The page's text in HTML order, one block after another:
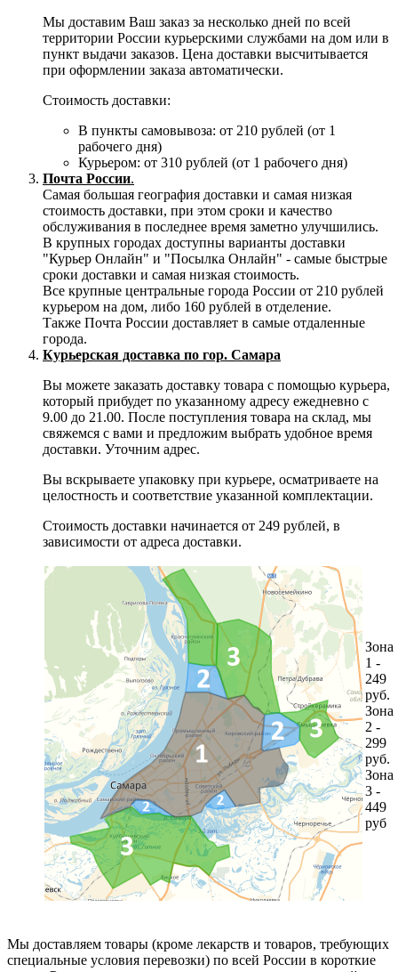
Мы доставим Ваш заказ за несколько дней по всей
территории России курьерскими службами на дом или в
пункт выдачи заказов. Цена доставки высчитывается
при оформлении заказа автоматически.
Стоимость доставки:
В пункты самовывоза: от 210 рублей (от 1
рабочего дня)
Курьером: от 310 рублей (от 1 рабочего дня)
Почта России.
Самая большая география доставки и самая низкая
стоимость доставки, при этом сроки и качество
обслуживания в последнее время заметно улучшились.
В крупных городах доступны варианты доставки
"Курьер Онлайн" и "Посылка Онлайн" - самые быстрые
сроки доставки и самая низкая стоимость.
Все крупные центральные города России от 210 рублей
курьером на дом, либо 160 рублей в отделение.
Также Почта России доставляет в самые отдаленные
города.
Курьерская доставка по гор. Самара
Вы можете заказать доставку товара с помощью курьера,
который прибудет по указанному адресу ежедневно с
9.00 до 21.00. После поступления товара на склад, мы
свяжемся с вами и предложим выбрать удобное время
доставки. Уточним адрес.
Вы вскрываете упаковку при курьере, осматриваете на
целостность и соответствие указанной комплектации.
Стоимость доставки начинается от 249 рублей, в
зависимости от адреса доставки.
Зона
1 -
249
руб.
Зона
2 -
299
руб.
Зона
3 -
449
руб
Мы доставляем товары (кроме лекарств и товаров, требующих
специальные условия перевозки) по всей России в короткие